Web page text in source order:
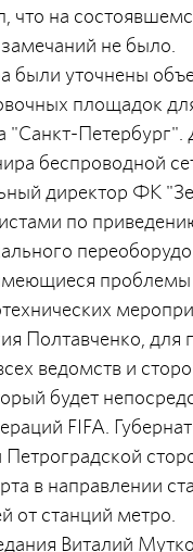
на
не было.
были уточнены
площадок
"Санкт-
беспроводной
директор ФК
по
Полтавченко, для
ведомств и
будет
FIFA.
Петроградской
в направлении
от станций
Виталий